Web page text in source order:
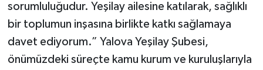
sorumluluğudur. Yeşilay ailesine katılarak, sağlıklı
bir toplumun inşasına birlikte katkı sağlamaya
davet ediyorum.” Yalova Yeşilay Şubesi,
önümüzdeki süreçte kamu kurum ve kuruluşlarıyla